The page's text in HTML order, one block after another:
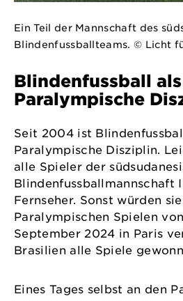
Ein Teil der Mannschaft des
Blindenfussballteams. © Licht
Blindenfussball als
Paralympische
Seit 2004 ist
Paralympische Disziplin.
alle Spieler der
Blindenfussballmannschaft
Fernseher. Sonst würden
Paralympischen Spielen
September 2024 in Paris
Brasilien alle Spiele
Eines Tages selbst an den